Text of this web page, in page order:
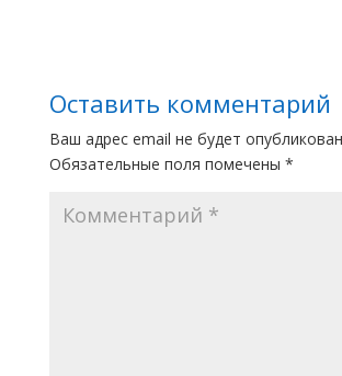
Оставить комментарий
Ваш адрес email не будет
Обязательные поля помечены *